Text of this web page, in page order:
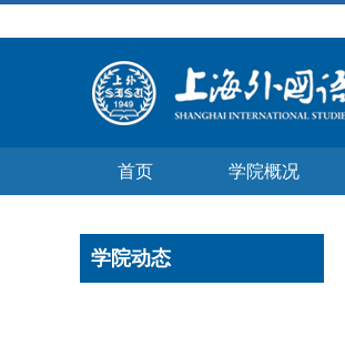
首页 学院概况
学院动态